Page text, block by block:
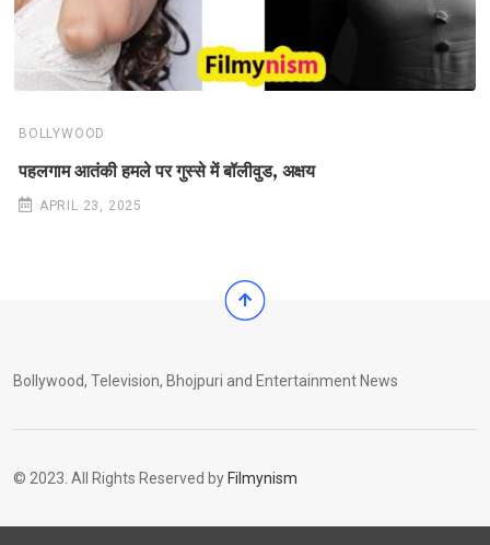
BOLLYWOOD
पहलगाम आतंकी हमले पर गुस्से में बॉलीवुड, अक्षय
APRIL 23, 2025
Bollywood, Television, Bhojpuri and Entertainment News
© 2023. All Rights Reserved byFilmynism